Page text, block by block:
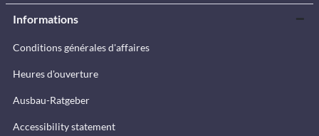
Informations
Conditions générales d'affaires
Heures d'ouverture
Ausbau-Ratgeber
Accessibility statement